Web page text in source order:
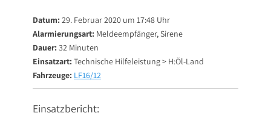
Datum: 29. Februar 2020 um 17:48 Uhr
Alarmierungsart: Meldeempfänger, Sirene
Dauer: 32 Minuten
Einsatzart: Technische Hilfeleistung > H:Öl-Land
Fahrzeuge: LF16/12
Einsatzbericht: